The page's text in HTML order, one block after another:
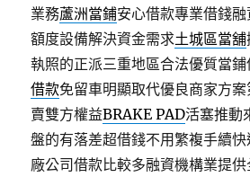
業務蘆洲當鋪安心借款專業借錢
額度設備解決資金需求土城區當舖
執照的正派三重地區合法優質當鋪
借款免留車明顯取代優良商家方
賣雙方權益BRAKE PAD活塞推動
盤的有落差超借錢不用繁複手續快
廠公司借款比較多融資機構業提